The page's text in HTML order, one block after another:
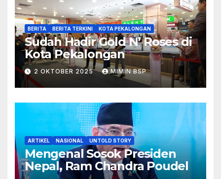
BERITA BERITA TERKINI KOTA PEKALONGAN
Sudah Hadir Gold N’ Roses di
Kota Pekalongan
2 OKTOBER 2025 MIMIN BSP
ARTIKEL NASIONAL UNTOLD STORY
Mengenal Sosok Presiden
Nepal, Ram Chandra Poudel